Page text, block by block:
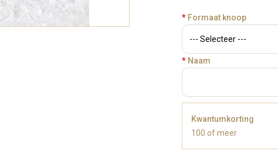
* Formaat knoop
* Naam
Kwantumkorting
100 of meer